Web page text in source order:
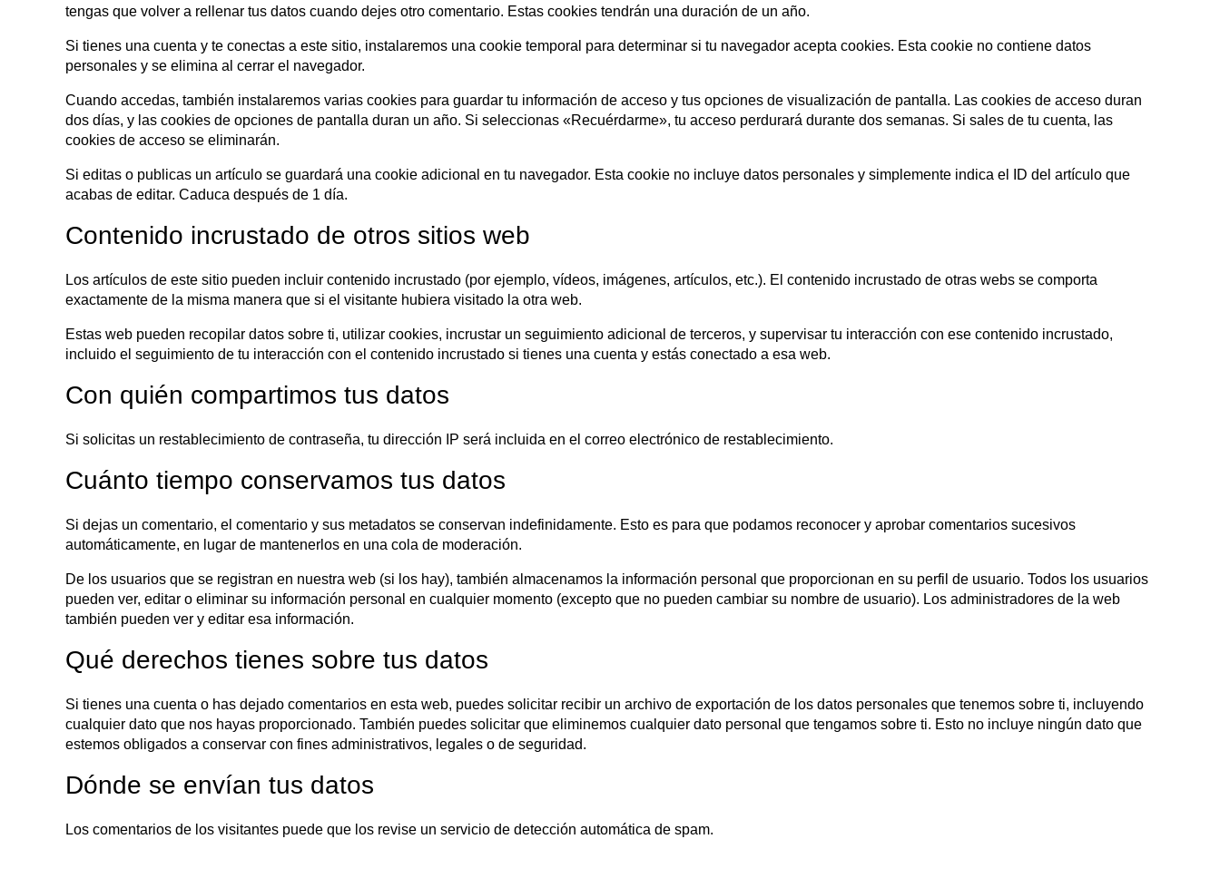
tengas que volver a rellenar tus datos cuando dejes otro comentario. Estas cookies tendrán una duración de un año.
Si tienes una cuenta y te conectas a este sitio, instalaremos una cookie temporal para determinar si tu navegador acepta cookies. Esta cookie no contiene datos
personales y se elimina al cerrar el navegador.
Cuando accedas, también instalaremos varias cookies para guardar tu información de acceso y tus opciones de visualización de pantalla. Las cookies de acceso duran
dos días, y las cookies de opciones de pantalla duran un año. Si seleccionas «Recuérdarme», tu acceso perdurará durante dos semanas. Si sales de tu cuenta, las
cookies de acceso se eliminarán.
Si editas o publicas un artículo se guardará una cookie adicional en tu navegador. Esta cookie no incluye datos personales y simplemente indica el ID del artículo que
acabas de editar. Caduca después de 1 día.
Contenido incrustado de otros sitios web
Los artículos de este sitio pueden incluir contenido incrustado (por ejemplo, vídeos, imágenes, artículos, etc.). El contenido incrustado de otras webs se comporta
exactamente de la misma manera que si el visitante hubiera visitado la otra web.
Estas web pueden recopilar datos sobre ti, utilizar cookies, incrustar un seguimiento adicional de terceros, y supervisar tu interacción con ese contenido incrustado,
incluido el seguimiento de tu interacción con el contenido incrustado si tienes una cuenta y estás conectado a esa web.
Con quién compartimos tus datos
Si solicitas un restablecimiento de contraseña, tu dirección IP será incluida en el correo electrónico de restablecimiento.
Cuánto tiempo conservamos tus datos
Si dejas un comentario, el comentario y sus metadatos se conservan indefinidamente. Esto es para que podamos reconocer y aprobar comentarios sucesivos
automáticamente, en lugar de mantenerlos en una cola de moderación.
De los usuarios que se registran en nuestra web (si los hay), también almacenamos la información personal que proporcionan en su perfil de usuario. Todos los usuarios
pueden ver, editar o eliminar su información personal en cualquier momento (excepto que no pueden cambiar su nombre de usuario). Los administradores de la web
también pueden ver y editar esa información.
Qué derechos tienes sobre tus datos
Si tienes una cuenta o has dejado comentarios en esta web, puedes solicitar recibir un archivo de exportación de los datos personales que tenemos sobre ti, incluyendo
cualquier dato que nos hayas proporcionado. También puedes solicitar que eliminemos cualquier dato personal que tengamos sobre ti. Esto no incluye ningún dato que
estemos obligados a conservar con fines administrativos, legales o de seguridad.
Dónde se envían tus datos
Los comentarios de los visitantes puede que los revise un servicio de detección automática de spam.